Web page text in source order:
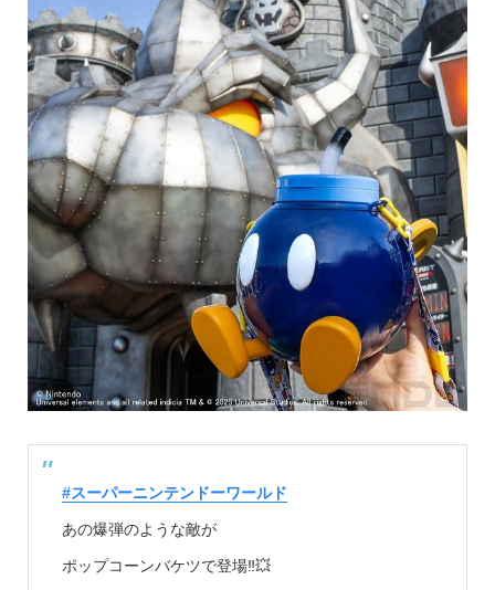
#スーパーニンテンドーワールド
あの爆弾のような敵が
ポップコーンバケツで登場‼💥